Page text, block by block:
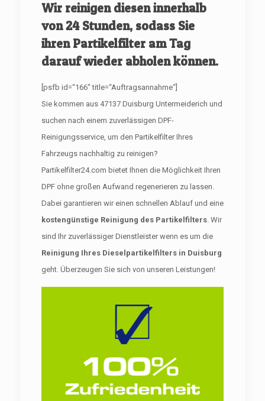
Wir reinigen diesen innerhalb
von 24 Stunden, sodass Sie
ihren Partikelfilter am Tag
darauf wieder abholen können.
[psfb id=“166″ title=“Auftragsannahme“]
Sie kommen aus 47137 Duisburg Untermeiderich und
suchen nach einem zuverlässigen DPF-
Reinigungsservice, um den Partikelfilter Ihres
Fahrzeugs nachhaltig zu reinigen?
Partikelfilter24.com bietet Ihnen die Möglichkeit Ihren
DPF ohne großen Aufwand regenerieren zu lassen.
Dabei garantieren wir einen schnellen Ablauf und eine
kostengünstige Reinigung des Partikelfilters. Wir
sind Ihr zuverlässiger Dienstleister wenn es um die
Reinigung Ihres Dieselpartikelfilters in Duisburg
geht. Überzeugen Sie sich von unseren Leistungen!